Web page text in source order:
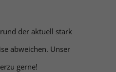
der aktuell stark
abweichen. Unser
gerne!